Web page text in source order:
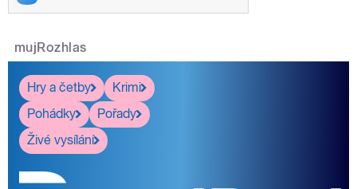
mujRozhlas
Hry a četby
Krimi
Pohádky
Pořady
Živé vysílání